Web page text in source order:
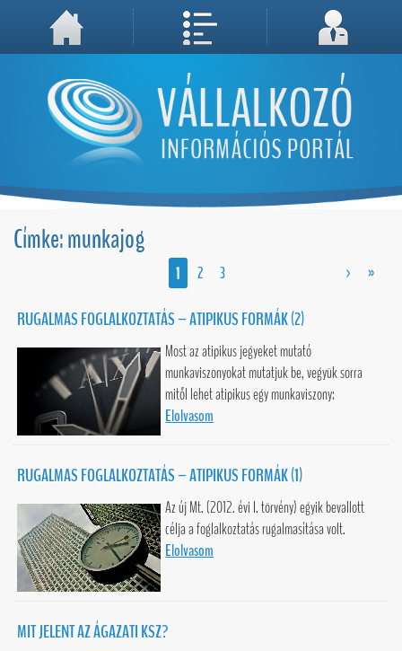
A weboldal használatával Ön elfogadja, hogy Cookie-kat (sütiket) tároljunk számítógépén. A sütik a weboldal megfelelő működéséhez
Megértettem, folytatás...
Címke: munkajog
1 2 3 > »
RUGALMAS FOGLALKOZTATÁS – ATIPIKUS FORMÁK (2)
Most az atipikus jegyeket mutató
munkaviszonyokat mutatjuk be, vegyük sorra
mitől lehet atipikus egy munkaviszony:
Elolvasom
RUGALMAS FOGLALKOZTATÁS – ATIPIKUS FORMÁK (1)
Az új Mt. (2012. évi I. törvény) egyik bevallott
célja a foglalkoztatás rugalmasítása volt.
Elolvasom
MIT JELENT AZ ÁGAZATI KSZ?